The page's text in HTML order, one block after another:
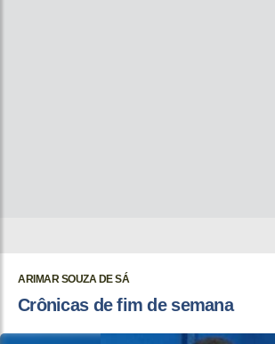
ARIMAR SOUZA DE SÁ
Crônicas de fim de semana